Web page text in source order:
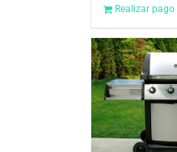
Realizar pago